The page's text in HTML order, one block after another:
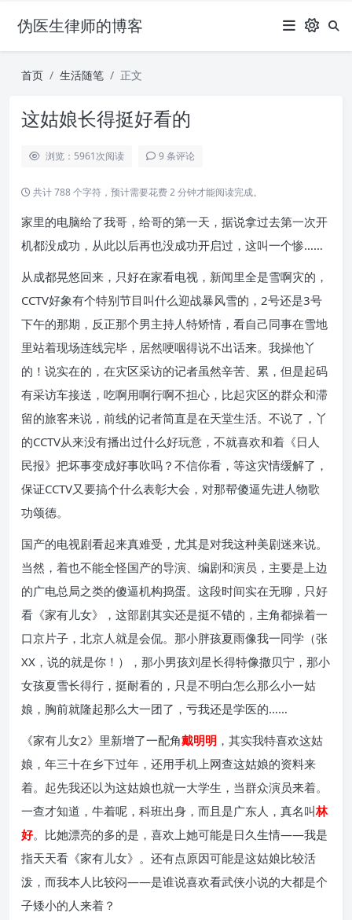
伪医生律师的博客
首页 生活随笔 正文
这姑娘长得挺好看的
浏览：5961次阅读 9 条评论
共计 788 个字符，预计需要花费 2 分钟才能阅读完成。
家里的电脑给了我哥，给哥的第一天，据说拿过去第一次开
机都没成功，从此以后再也没成功开启过，这叫一个惨……
从成都晃悠回来，只好在家看电视，新闻里全是雪啊灾的，
CCTV好象有个特别节目叫什么迎战暴风雪的，2号还是3号
下午的那期，反正那个男主持人特矫情，看自己同事在雪地
里站着现场连线完毕，居然哽咽得说不出话来。我操他丫
的！说实在的，在灾区采访的记者虽然辛苦、累，但是起码
有采访车接送，吃啊用啊行啊不担心，比起灾区的群众和滞
留的旅客来说，前线的记者简直是在天堂生活。不说了，丫
的CCTV从来没有播出过什么好玩意，不就喜欢和着《日人
民报》把坏事变成好事吹吗？不信你看，等这灾情缓解了，
保证CCTV又要搞个什么表彰大会，对那帮傻逼先进人物歌
功颂德。
国产的电视剧看起来真难受，尤其是对我这种美剧迷来说。
当然，着也不能全怪国产的导演、编剧和演员，主要是上边
的广电总局之类的傻逼机构捣蛋。这段时间实在无聊，只好
看《家有儿女》，这部剧其实还是挺不错的，主角都操着一
口京片子，北京人就是会侃。那小胖孩夏雨像我一同学（张
XX，说的就是你！），那小男孩刘星长得特像撒贝宁，那小
女孩夏雪长得行，挺耐看的，只是不明白怎么那么小一姑
娘，胸前就隆起那么大一团了，亏我还是学医的……
《家有儿女2》里新增了一配角戴明明 ，其实我特喜欢这姑
娘，年三十在乡下过年，还用手机上网查这姑娘的资料来
着。起先我还以为这姑娘也就一大学生，当群众演员来着。
一查才知道，牛着呢，科班出身，而且是广东人，真名叫林
好。比她漂亮的多的是，喜欢上她可能是日久生情——我是
指天天看《家有儿女》。还有点原因可能是这姑娘比较活
泼，而我本人比较闷——是谁说喜欢看武侠小说的大都是个
子矮小的人来着？